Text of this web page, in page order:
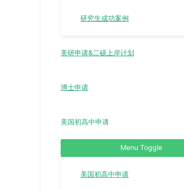
研究生成功案例
美研申请&二硕上岸计划
博士申请
美国初高中申请
Menu Toggle
美国初高中申请